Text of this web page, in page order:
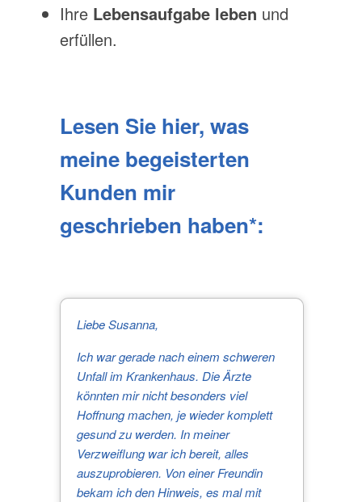
Ihre Lebensaufgabe leben und
erfüllen.
Lesen Sie hier, was
meine begeisterten
Kunden mir
geschrieben haben*:
Liebe Susanna,
Ich war gerade nach einem schweren
Unfall im Krankenhaus. Die Ärzte
könnten mir nicht besonders viel
Hoffnung machen, je wieder komplett
gesund zu werden. In meiner
Verzweiflung war ich bereit, alles
auszuprobieren. Von einer Freundin
bekam ich den Hinweis, es mal mit